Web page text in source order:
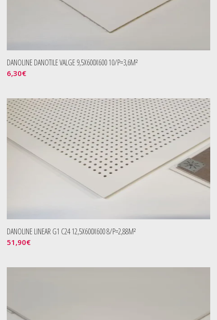
DANOLINE DANOTILE VALGE 9,5X600X600 10/P=3,6M²
6,30€
DANOLINE LINEAR G1 C24 12,5X600X600 8/P=2,88M²
51,90€